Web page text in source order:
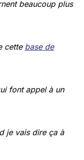
beaucoup plus
cette base de
font appel à un
je vais dire ça à